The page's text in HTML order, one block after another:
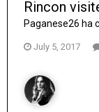
Rincon
Paganese26 ha
July 5, 2017